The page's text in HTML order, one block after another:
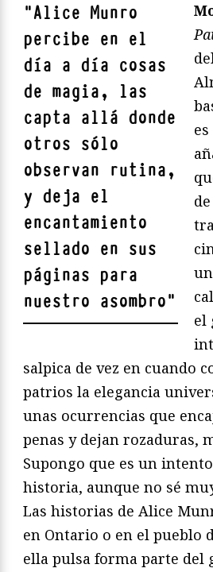
"Alice Munro
percibe en el
día a día cosas
de magia, las
capta allá donde
otros sólo
observan rutina,
y deja el
encantamiento
sellado en sus
páginas para
nuestro asombro"
el
salpica de vez en cuando
patrios la elegancia
unas ocurrencias que
penas y dejan rozaduras,
Supongo que es un
historia, aunque no sé
Las historias de Alice
en Ontario o en el pueblo
ella pulsa forma parte del